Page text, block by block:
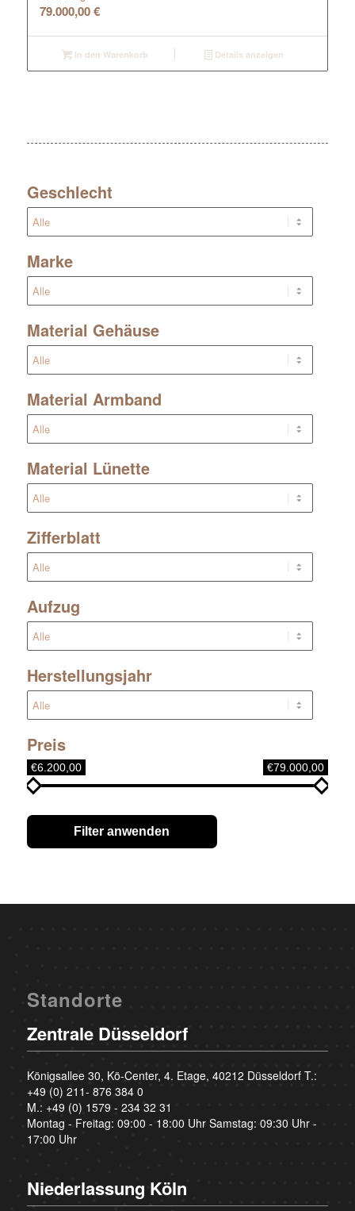
79.000,00€
In den Warenkorb Details anzeigen
Geschlecht
Marke
Material Gehäuse
Material Armband
Material Lünette
Zifferblatt
Aufzug
Herstellungsjahr
Preis
€6.200,00 €79.000,00
Filter anwenden
Standorte
Zentrale Düsseldorf
Königsallee 30, Kö-Center, 4. Etage, 40212 Düsseldorf T.:
+49 (0) 211- 876 384 0
M.: +49 (0) 1579 - 234 32 31
Montag - Freitag: 09:00 - 18:00 Uhr Samstag: 09:30 Uhr -
17:00 Uhr
Niederlassung Köln